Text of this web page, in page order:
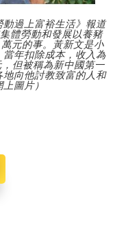
過上富裕生活》報道
體勞動和發展以養豬
元的事。黃新文是小
年扣除成本，收入為
但被稱為新中國第一
向他討教致富的人和
圖片）